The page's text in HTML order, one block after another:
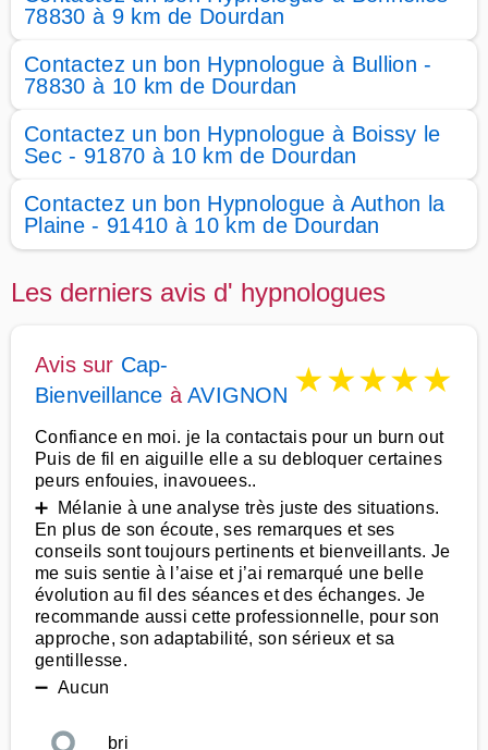
78830 à 9 km de Dourdan
Contactez un bon Hypnologue à Bullion -
78830 à 10 km de Dourdan
Contactez un bon Hypnologue à Boissy le
Sec - 91870 à 10 km de Dourdan
Contactez un bon Hypnologue à Authon la
Plaine - 91410 à 10 km de Dourdan
Les derniers avis d' hypnologues
Avis sur Cap-
Bienveillance àAVIGNON ★★★★★
Confiance en moi. je la contactais pour un burn out
Puis de fil en aiguille elle a su debloquer certaines
peurs enfouies, inavouees..
➕ Mélanie à une analyse très juste des situations.
En plus de son écoute, ses remarques et ses
conseils sont toujours pertinents et bienveillants. Je
me suis sentie à l’aise et j’ai remarqué une belle
évolution au fil des séances et des échanges. Je
recommande aussi cette professionnelle, pour son
approche, son adaptabilité, son sérieux et sa
gentillesse.
➖ Aucun
bri